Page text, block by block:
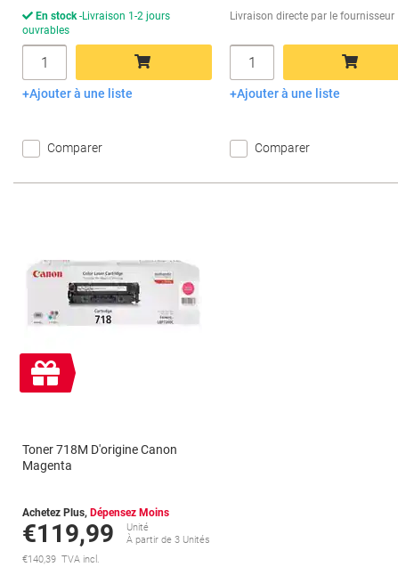
En stock Livraison 1-2 jours
ouvrables
Quantité
Ajouter au panier
Ajouter à une liste
Comparer
Livraison directe par le fournisseur
Quantité
Ajouter au panier
Ajouter à une liste
Comparer
Cadeau
gratuit
Toner 718M D'origine Canon
Magenta
Achetez Plus, Dépensez Moins
€119,99
Unité
À partir de 3 Unités
€140,39 TVA incl.